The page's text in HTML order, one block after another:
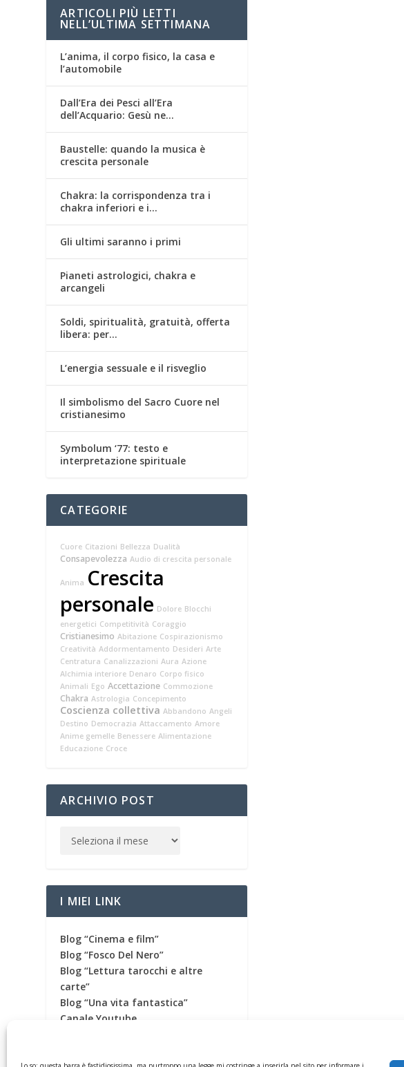
ARTICOLI PIÙ LETTI
NELL’ULTIMA SETTIMANA
L’anima, il corpo fisico, la casa e
l’automobile
Dall’Era dei Pesci all’Era
dell’Acquario: Gesù ne…
Baustelle: quando la musica è
crescita personale
Chakra: la corrispondenza tra i
chakra inferiori e i…
Gli ultimi saranno i primi
Pianeti astrologici, chakra e
arcangeli
Soldi, spiritualità, gratuità, offerta
libera: per…
L’energia sessuale e il risveglio
Il simbolismo del Sacro Cuore nel
cristianesimo
Symbolum ‘77: testo e
interpretazione spirituale
CATEGORIE
Cuore Citazioni Bellezza Dualità
Consapevolezza Audio di crescita personale
Anima Crescita
personale Dolore Blocchi
energetici Competitività Coraggio
Cristianesimo Abitazione Cospirazionismo
Creatività Addormentamento Desideri Arte
Centratura Canalizzazioni Aura Azione
Alchimia interiore Denaro Corpo fisico
Animali Ego Accettazione Commozione
Chakra Astrologia Concepimento
Coscienza collettiva Abbandono Angeli
Destino Democrazia Attaccamento Amore
Anime gemelle Benessere Alimentazione
Educazione Croce
ARCHIVIO POST
I MIEI LINK
Blog “Cinema e film”
Blog “Fosco Del Nero”
Blog “Lettura tarocchi e altre
carte”
Blog “Una vita fantastica”
Canale Youtube